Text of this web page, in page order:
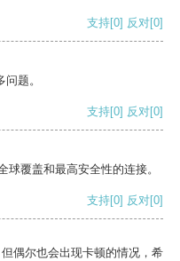
支持[0] 反对[0]
题。
支持[0] 反对[0]
覆盖和最高安全性的连接。
支持[0] 反对[0]
偶尔也会出现卡顿的情况，希